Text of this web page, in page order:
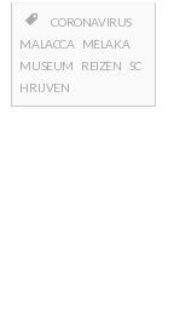
CORONAVIRUS
MALACCA
MELAKA
MUSEUM
REIZEN SC
HRIJVEN